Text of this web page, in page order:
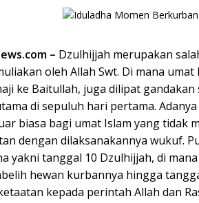
– Dzulhijjah merupakan
oleh Allah Swt. Di mana umat
ke Baitullah, juga dilipat
di sepuluh hari pertama.
biasa bagi umat Islam yang tidak
dengan dilaksanakannya wukuf.
yakni tanggal 10 Dzulhijjah, di
hewan kurbannya hingga
kepada perintah Allah dan